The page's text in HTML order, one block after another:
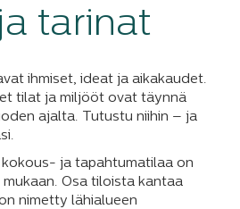
tarinat
ihmiset, ideat ja aikakaudet.
tilat ja miljööt ovat täynnä
ajalta. Tutustu niihin – ja
ja tapahtumatilaa on
Osa tiloista kantaa
nimetty lähialueen